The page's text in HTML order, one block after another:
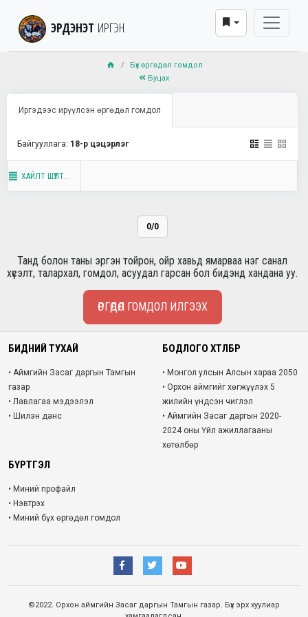
ЭРДЭНЭТ ИРГЭН
Бүх өргөдөл гомдол
Буцах
Иргэдээс ирүүлсэн өргөдөл гомдол
Байгууллага: 18-р цэцэрлэг
ХАЙЛТ ШҮҮЛТ...
0/0
Танд болон таны эргэн тойрон, ойр хавьд ямарваа нэг санал
хүсэлт, талархал, гомдол, асуудал гарсан бол бидэнд хандана уу.
ӨРГӨДӨЛ ГОМДОЛ ИЛГЭЭХ
БИДНИЙ ТУХАЙ
• Аймгийн Засаг даргын Тамгын
газар
• Лавлагаа мэдээлэл
• Шилэн данс
БОДЛОГО ХӨТӨЛБӨР
• Монгол улсын Алсын хараа 2050
• Орхон аймгийг хөгжүүлэх 5
жилийн үндсэн чиглэл
• Аймгийн Засаг даргын 2020-
2024 оны Үйл ажиллагааны
хөтөлбөр
БҮРТГЭЛ
• Миний профайл
• Нэвтрэх
• Миний бүх өргөдөл гомдол
©2022. Орхон аймгийн Засаг даргын Тамгын газар. Бүх эрх хуулиар